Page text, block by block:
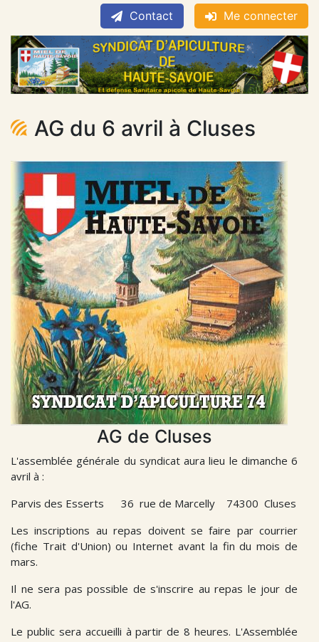
Contact Me connecter
AG du 6 avril à Cluses
AG de Cluses
L'assemblée générale du syndicat aura lieu le dimanche 6
avril à :
Parvis des Esserts 36 rue de Marcelly 74300 Cluses
Les inscriptions au repas doivent se faire par courrier
(fiche Trait d'Union) ou Internet avant la fin du mois de
mars.
Il ne sera pas possible de s'inscrire au repas le jour de
l'AG.
Le public sera accueilli à partir de 8 heures. L'Assemblée